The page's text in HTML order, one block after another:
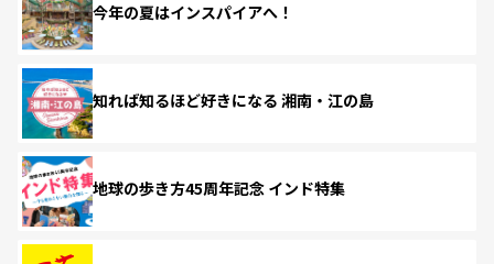
今年の夏はインスパイアへ！
知れば知るほど好きになる 湘南・江の島
地球の歩き方45周年記念 インド特集